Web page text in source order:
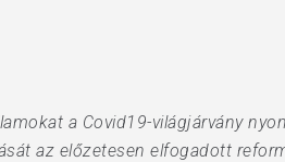
a Covid19-világjárvány
az előzetesen elfogadott